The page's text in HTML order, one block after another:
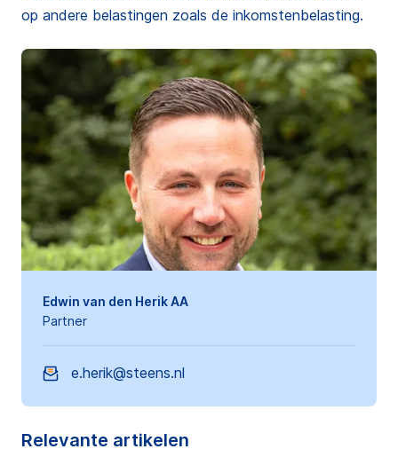
op andere belastingen zoals de inkomstenbelasting.
Edwin van den Herik AA
Partner
e.herik@steens.nl
Relevante artikelen